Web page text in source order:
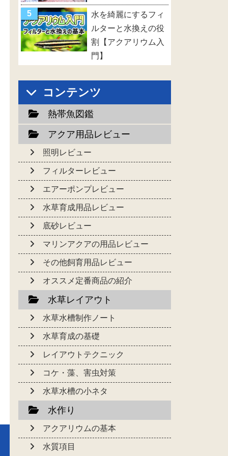
水を綺麗にするフィ
ルターと水換えの役
割【アクアリウム入
門】
コンテンツ
熱帯魚図鑑
アクア用品レビュー
照明レビュー
フィルターレビュー
エアーポンプレビュー
水草育成用品レビュー
底砂レビュー
マリンアクアの用品レビュー
その他飼育用品レビュー
オススメ定番商品の紹介
水草レイアウト
水草水槽制作ノート
水草育成の基礎
レイアウトテクニック
コケ・藻、害虫対策
水草水槽の小ネタ
水作り
アクアリウムの基本
水質項目